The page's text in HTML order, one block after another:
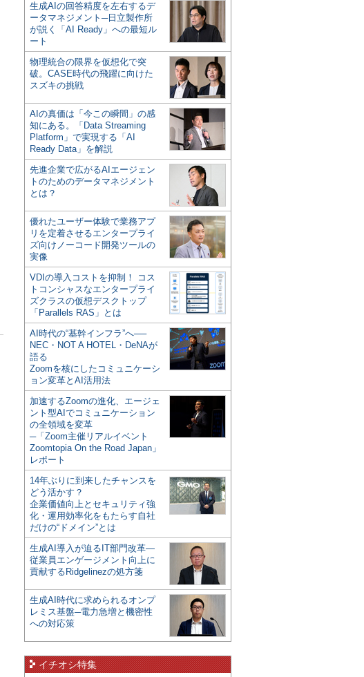
生成AIの回答精度を左右するデ
ータマネジメント─日立製作所
が説く「AI Ready」への最短ル
ート
物理統合の限界を仮想化で突
破。CASE時代の飛躍に向けた
スズキの挑戦
AIの真価は「今この瞬間」の感
知にある。「Data Streaming
Platform」で実現する「AI
Ready Data」を解説
先進企業で広がるAIエージェン
トのためのデータマネジメント
とは？
優れたユーザー体験で業務アプ
リを定着させるエンタープライ
ズ向けノーコード開発ツールの
実像
VDIの導入コストを抑制！ コス
トコンシャスなエンタープライ
ズクラスの仮想デスクトップ
「Parallels RAS」とは
AI時代の“基幹インフラ”へ──
NEC・NOT A HOTEL・DeNAが
語る
Zoomを核にしたコミュニケーシ
ョン変革とAI活用法
加速するZoomの進化、エージェ
ント型AIでコミュニケーション
の全領域を変革
─「Zoom主催リアルイベント
Zoomtopia On the Road Japan」
レポート
14年ぶりに到来したチャンスを
どう活かす？
企業価値向上とセキュリティ強
化・運用効率化をもたらす自社
だけの“ドメイン”とは
生成AI導入が迫るIT部門改革―
従業員エンゲージメント向上に
貢献するRidgelinezの処方箋
生成AI時代に求められるオンプ
レミス基盤─電力急増と機密性
への対応策
イチオシ特集